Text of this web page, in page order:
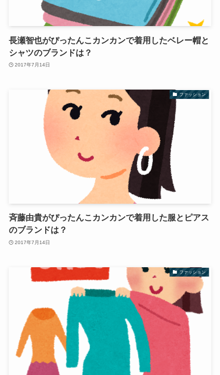
長瀬智也がぴったんこカンカンで着用したベレー帽と
シャツのブランドは？
2017年7月14日
ファッション
斉藤由貴がぴったんこカンカンで着用した服とピアス
のブランドは？
2017年7月14日
ファッション